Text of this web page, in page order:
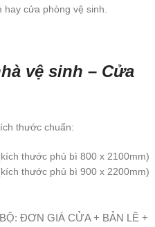
cửa phòng vệ sinh.
vệ sinh – Cửa
thước chuẩn:
thước phủ bì 800 x 2100mm)
thước phủ bì 900 x 2200mm)
ĐƠN GIÁ CỬA + BẢN LỀ +